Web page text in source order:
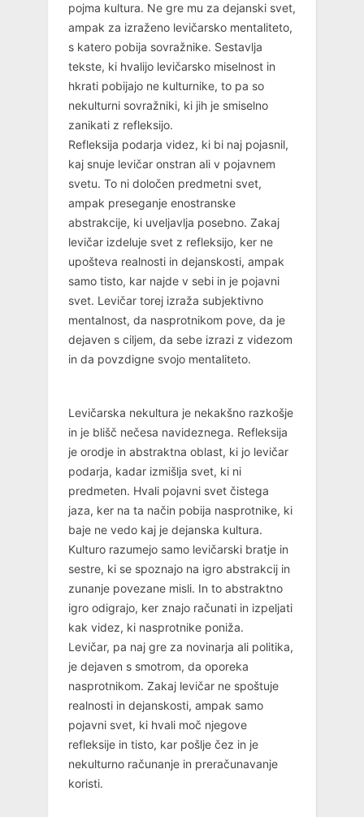
pojma kultura. Ne gre mu za dejanski svet,
ampak za izraženo levičarsko mentaliteto,
s katero pobija sovražnike. Sestavlja
tekste, ki hvalijo levičarsko miselnost in
hkrati pobijajo ne kulturnike, to pa so
nekulturni sovražniki, ki jih je smiselno
zanikati z refleksijo.
Refleksija podarja videz, ki bi naj pojasnil,
kaj snuje levičar onstran ali v pojavnem
svetu. To ni določen predmetni svet,
ampak preseganje enostranske
abstrakcije, ki uveljavlja posebno. Zakaj
levičar izdeluje svet z refleksijo, ker ne
upošteva realnosti in dejanskosti, ampak
samo tisto, kar najde v sebi in je pojavni
svet. Levičar torej izraža subjektivno
mentalnost, da nasprotnikom pove, da je
dejaven s ciljem, da sebe izrazi z videzom
in da povzdigne svojo mentaliteto.
Levičarska nekultura je nekakšno razkošje
in je blišč nečesa navideznega. Refleksija
je orodje in abstraktna oblast, ki jo levičar
podarja, kadar izmišlja svet, ki ni
predmeten. Hvali pojavni svet čistega
jaza, ker na ta način pobija nasprotnike, ki
baje ne vedo kaj je dejanska kultura.
Kulturo razumejo samo levičarski bratje in
sestre, ki se spoznajo na igro abstrakcij in
zunanje povezane misli. In to abstraktno
igro odigrajo, ker znajo računati in izpeljati
kak videz, ki nasprotnike poniža.
Levičar, pa naj gre za novinarja ali politika,
je dejaven s smotrom, da oporeka
nasprotnikom. Zakaj levičar ne spoštuje
realnosti in dejanskosti, ampak samo
pojavni svet, ki hvali moč njegove
refleksije in tisto, kar pošlje čez in je
nekulturno računanje in preračunavanje
koristi.